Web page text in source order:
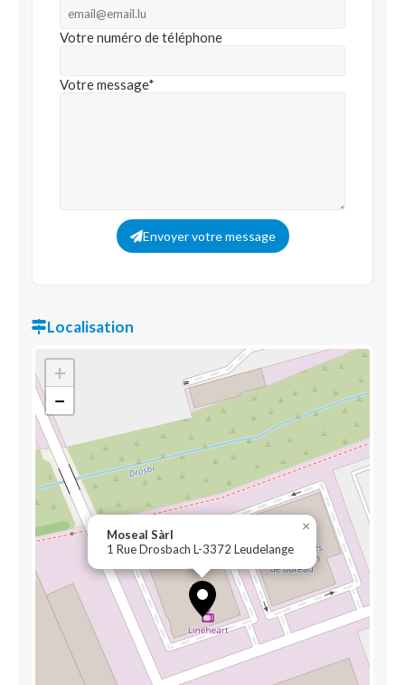
Votre numéro de téléphone
Votre message*
Envoyer votre message
Localisation
Moseal Sàrl
1 Rue Drosbach L-3372 Leudelange
×
+
−